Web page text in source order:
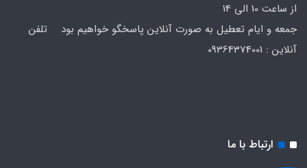
از ساعت 10 الی 14
جمعه و ایام تعطیل به صورت آنلاین پاسخگو خواهیم بود تلفن
ارتباط با ما